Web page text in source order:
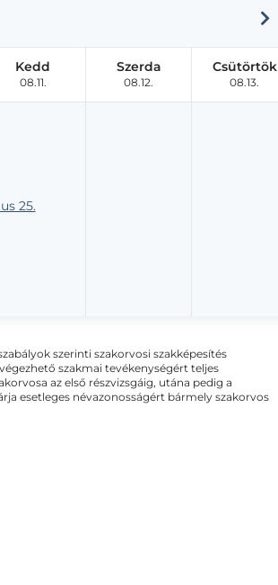
25.
Kedd
08.11.
Szerda
08.12.
Csütörtök
08.13.
szerinti szakorvosi szakképesítés
szakmai tevékenységért teljes
az első részvizsgáig, utána pedig a
esetleges névazonosságért bármely szakorvos